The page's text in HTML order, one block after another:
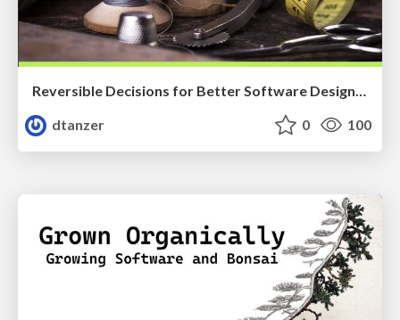
Reversible Decisions for Better Software Design (VoxxedDays Zürich)
dtanzer
0 100